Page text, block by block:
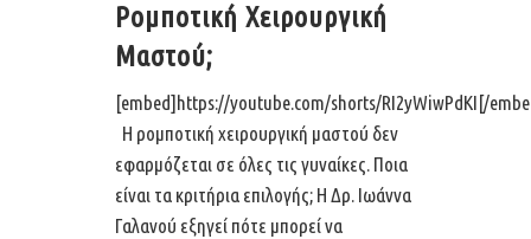
Ρομποτική Χειρουργική
Μαστού;
[embed]https://youtube.com/shorts/RI2yWiwPdKI[/
Η ρομποτική χειρουργική μαστού δεν
εφαρμόζεται σε όλες τις γυναίκες. Ποια
είναι τα κριτήρια επιλογής; H Δρ. Ιωάννα
Γαλανού εξηγεί πότε μπορεί να